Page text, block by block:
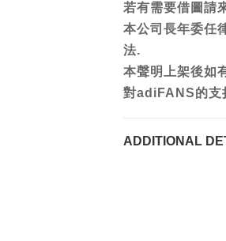
若有需要借圖請
本公司長年委任
法.
本聲明上架後如
對adiFANS的支
ADDITIONAL